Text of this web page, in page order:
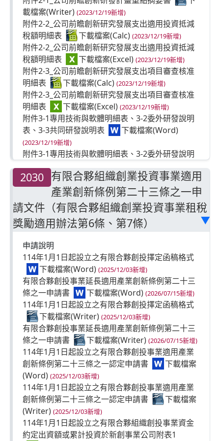
(2023/12/19新增)
附件2-2_公司前瞻創新研究發展支出適用投資抵減
稅額明細表
(2023/12/19新增)
附件2-2_公司前瞻創新研究發展支出適用投資抵減
稅額明細表
(2023/12/19新增)
附件2-3_公司前瞻創新研究發展支出項目審查核准
明細表
(2023/12/19新增)
附件2-3_公司前瞻創新研究發展支出項目審查核准
明細表
(2023/12/19新增)
附件3-1專用技術與軟體明細表、3-2委外研發說明
表、3-3共同研發說明表
(2023/12/19新增)
附件3-1專用技術與軟體明細表、3-2委外研發說明
表、3-3共同研發說明表
(2023/12/19新增)
附件4_公司購置自行使用於先進製程之全新機器或
設備申請審查明細表
(2023/12/22
更新)
附件4_公司購置自行使用於先進製程之全新機器或
(2023/12/22更新)
附件-未取得足額統一發票或付款證明文件之聲明書
(2023/12/19新增)
附件-未取得足額統一發票或付款證明文件之聲明書
(2023/12/19新增)
產業創新條例第10條之2申請人檢附文件自我檢核
表
(2024/04/15更新)
產業創新條例第10條之2申請人檢附文件自我檢核
表
(2024/04/15更新)
製造業及其相關技術服務業適用產業創新條例第10
條之2投資抵減申請書
(2023/12/19新增)
製造業及其相關技術服務業適用產業創新條例第10
條之2投資抵減申請書
(2023/12/19新增)
2030 有限合夥組織創業投資事業適用
產業創新條例第二十三條之一申
請文件（有限合夥組織創業投資事業租稅
獎勵適用辦法第6條、第7條）
▶
申請說明
114年1月1日起設立之有限合夥創投擇定函稿格式
(2025/12/03新增)
有限合夥創投事業延長適用產業創新條例第二十三
條之一申請書
(2026/07/15新增)
114年1月1日起設立之有限合夥創投擇定函稿格式
(2025/12/03新增)
有限合夥創投事業延長適用產業創新條例第二十三
條之一申請書
(2026/07/15新增)
114年1月1日起設立之有限合夥創投事業適用產業
創新條例第二十三條之一認定申請書
(2025/12/03新增)
114年1月1日起設立之有限合夥創投事業適用產業
創新條例第二十三條之一認定申請書
(2025/12/03新增)
114年1月1日起設立之有限合夥組織創投事業資金
約定出資額或累計投資於新創事業公司附表1